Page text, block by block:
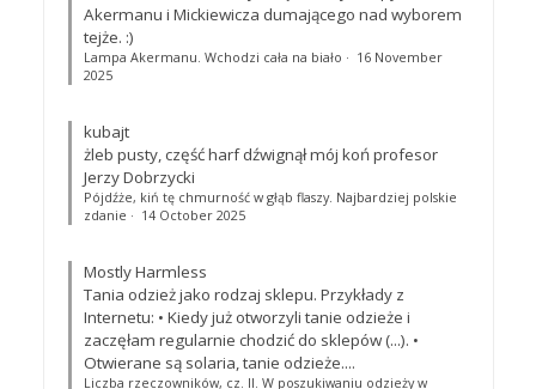
Akermanu i Mickiewicza dumającego nad wyborem
tejże. :)
Lampa Akermanu. Wchodzi cała na biało · 16 November
2025
kubajt
żleb pusty, część harf dźwignął mój koń profesor
Jerzy Dobrzycki
Pójdźże, kiń tę chmurność w głąb flaszy. Najbardziej polskie
zdanie · 14 October 2025
Mostly Harmless
Tania odzież jako rodzaj sklepu. Przykłady z
Internetu: • Kiedy już otworzyli tanie odzieże i
zaczęłam regularnie chodzić do sklepów (...). •
Otwierane są solaria, tanie odzieże....
Liczba rzeczowników, cz. II. W poszukiwaniu odzieży w